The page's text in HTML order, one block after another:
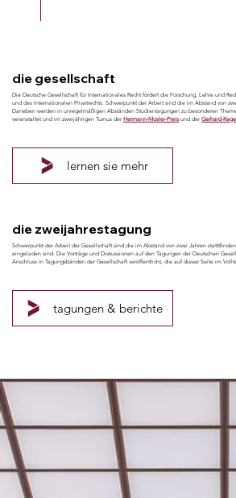
Die Deutsche Gesellschaft für Internationales Recht fördert die Forschung, Lehre und
und des Internationalen Privatrechts. Schwerpunkt der Arbeit sind die im Abstand von
Daneben werden in unregelmäßigen Abständen Studientagungen zu besonderen
veranstaltet und im zweijährigen Turnus der Hermann-Mosler-Preis und der Gerhard-
die gesellschaft
die zweijahrestagung
Schwerpunkt der Arbeit der Gesellschaft sind die im Abstand von zwei Jahren
eingeladen sind. Die Vorträge und Diskussionen auf den Tagungen der Deutschen
Anschluss in Tagungsbänden der Gesellschaft veröffentlicht, die auf dieser Seite im
tagungen & berichte
lernen sie mehr